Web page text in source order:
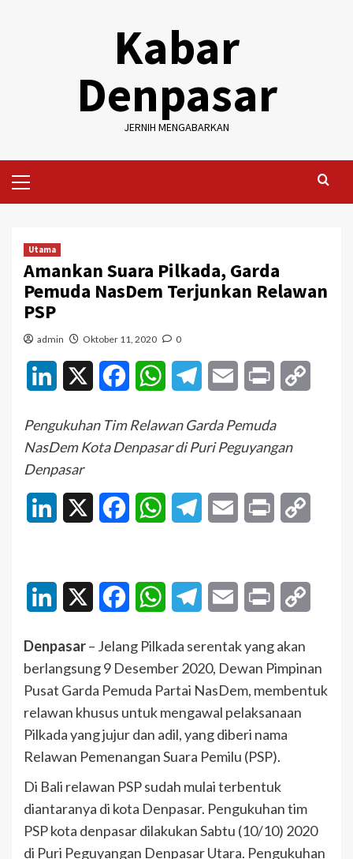
Kabar
Denpasar
JERNIH MENGABARKAN
Menu
Utama
Amankan Suara Pilkada, Garda
Pemuda NasDem Terjunkan Relawan
PSP
admin Oktober 11, 2020 0
LinkedIn FacebookWhatsAppTelegramEmail Print
Pengukuhan Tim Relawan Garda Pemuda
NasDem Kota Denpasar di Puri Peguyangan
Denpasar
LinkedIn FacebookWhatsAppTelegramEmail Print
LinkedIn FacebookWhatsAppTelegramEmail Print
Denpasar– Jelang Pilkada serentak yang akan
berlangsung 9 Desember 2020, Dewan Pimpinan
Pusat Garda Pemuda Partai NasDem, membentuk
relawan khusus untuk mengawal pelaksanaan
Pilkada yang jujur dan adil, yang diberi nama
Relawan Pemenangan Suara Pemilu (PSP).
Di Bali relawan PSP sudah mulai terbentuk
diantaranya di kota Denpasar. Pengukuhan tim
PSP kota denpasar dilakukan Sabtu (10/10) 2020
di Puri Peguyangan Denpasar Utara. Pengukuhan